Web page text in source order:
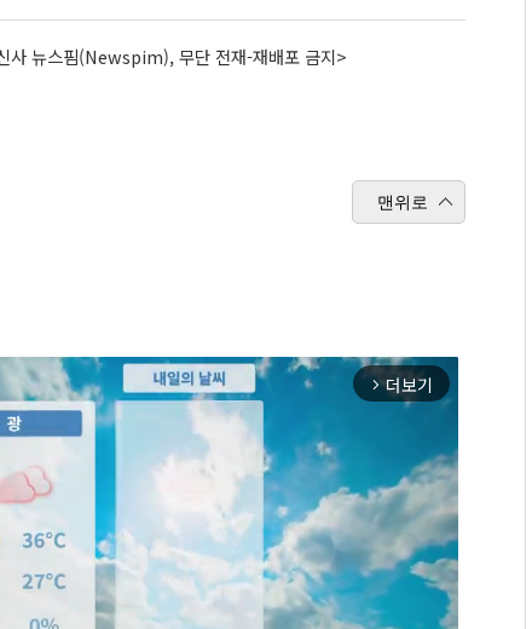
사 뉴스핌(Newspim), 무단 전재-재배포 금지>
맨위로
arrow_forward_ios 더보기